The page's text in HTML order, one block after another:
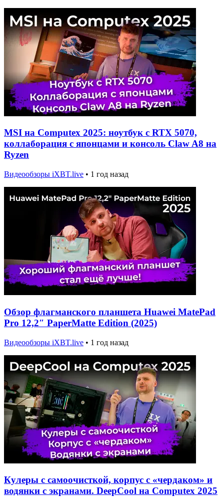
MSI на Computex 2025: ноутбук с RTX 5070,
коллаборация с японцами и консоль Claw A8 на
Ryzen
Видеообзоры iXBT.live • 1 год назад
Обзор флагманского планшета Huawei MatePad
Pro 12,2″ PaperMatte Edition (2025)
Видеообзоры iXBT.live • 1 год назад
Кулеры с самоочисткой, корпус с «чердаком» и
водянки с экранами. DeepCool на Computex 2025